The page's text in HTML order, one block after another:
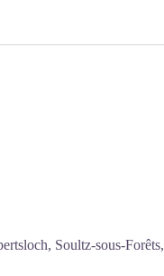
Soultz-sous-Forêts,